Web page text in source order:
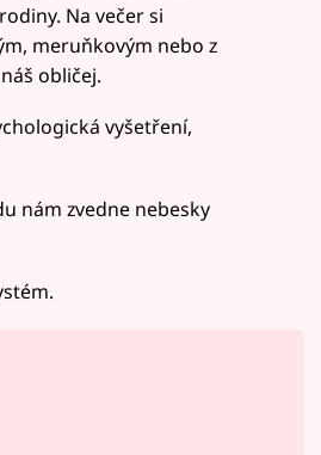
Na večer si
meruňkovým nebo z
obličej.
vyšetření,
nám zvedne nebesky